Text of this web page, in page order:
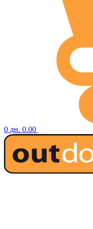
0 дн. 0.00